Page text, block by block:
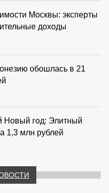
Москвы: эксперты
доходы
обошлась в 21
Новый год: Элитный
1,3 млн рублей